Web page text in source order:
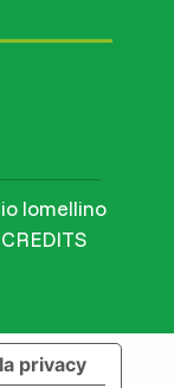
lomellino
privacy